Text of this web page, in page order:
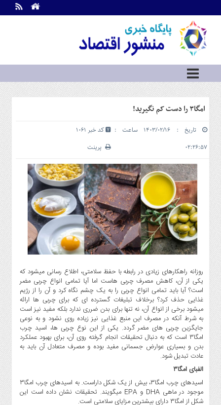
اطلاعات
تماس
ما
درباره
ما
سرویس
ها
بازار
سرمایه
و
بورس
مسکن
و
شهری
گاز
و
پتروشیمی
و
خودرو
استارت
آپ
و
فن
آوری
بانک
،
بیمه
و
ارز
امگا۳ را دست کم نگیرید!
تاریخ : ۱۴۰۳/۰۲/۱۶ ساعت :
۰۲:۲۶:۵۷
کد خبر 1061
پرینت
روزانه راهکارهای زیادی در رابطه با حفظ سلامتی، اطلاع رسانی میشود که
یکی از آن، کاهش مصرف چربی هاست اما آیا تمامی انواع چربی مضر
است؟ آیا باید تمامی انواع چربی را به یک چشم نگاه کرد و آن را از رژیم
غذایی حذف کرد؟ برخلاف تبلیغات گسترده ای که برای چربی ها ارائه
میشود برخی از انواع آن، نه تنها برای بدن ضرری ندارد بلکه مفید نیز است
به شرط آنکه در مصرف این منبع غذایی نیز زیاده روی نشود و به نوعی
جایگزین چربی های مضر گردد. یکی از این نوع چربی ها، اسید چرب
امگا۳ است که به دنبال تحقیقات انجام گرفته روی آن، برای بهبود عملکرد
بدن و بسیاری عوارض جسمانی مفید بوده و مصرف متعادل آن باید به
عادت تبدیل شود.
الفبای امگا۳
اسیدهای چرب امگا۳، بیش از یک شکل داراست. به اسیدهای چرب امگا۳
موجود در ماهی DHA و EPA میگویند. تحقیقات نشان داده است این
شکل از امگا۳ دارای بیشترین مزایای سلامتی است.